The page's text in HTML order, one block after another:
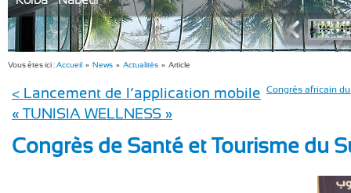
Vous êtes ici :Accueil » News » Actualités » Article
Congrès africain
< Lancement de l’application mobile
« TUNISIA WELLNESS »
Congrès de Santé et Tourisme du